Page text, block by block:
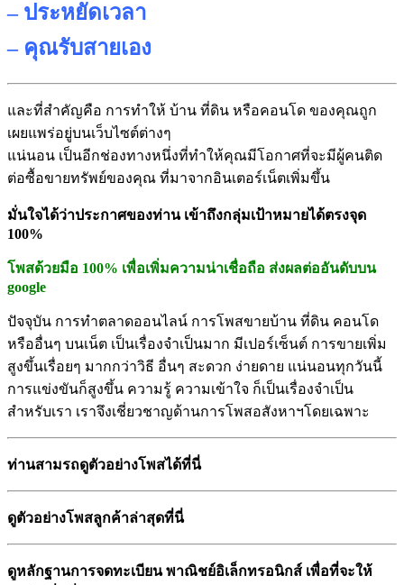
– ประหยัดเวลา
– คุณรับสายเอง
และที่สำคัญคือ การทำให้ บ้าน ที่ดิน หรือคอนโด ของคุณถูก
เผยแพร่อยู่บนเว็บไซต์ต่างๆ
แน่นอน เป็นอีกช่องทางหนึ่งที่ทำให้คุณมีโอกาศที่จะมีผู้คนติด
ต่อซื้อขายทรัพย์ของคุณ ที่มาจากอินเตอร์เน็ตเพิ่มขึ้น
มั่นใจได้ว่าประกาศของท่าน เข้าถึงกลุ่มเป้าหมายได้ตรงจุด
100%
โพสด้วยมือ 100% เพื่อเพิ่มความน่าเชื่อถือ ส่งผลต่ออันดับบน
google
ปัจจุบัน การทำตลาดออนไลน์ การโพสขายบ้าน ที่ดิน คอนโด
หรืออื่นๆ บนเน็ต เป็นเรื่องจำเป็นมาก มีเปอร์เซ็นต์ การขายเพิ่ม
สูงขึ้นเรื่อยๆ มากกว่าวิธี อื่นๆ สะดวก ง่ายดาย แน่นอนทุกวันนี้
การแข่งขันก็สูงขึ้น ความรู้ ความเข้าใจ ก็เป็นเรื่องจำเป็น
สำหรับเรา เราจึงเชี่ยวชาญด้านการโพสอสังหาฯโดยเฉพาะ
ท่านสามรถดูตัวอย่างโพสได้ที่นี่
ดูตัวอย่างโพสลูกค้าล่าสุดที่นี่
ดูหลักฐานการจดทะเบียน พาณิชย์อิเล็กทรอนิกส์ เพื่อที่จะให้